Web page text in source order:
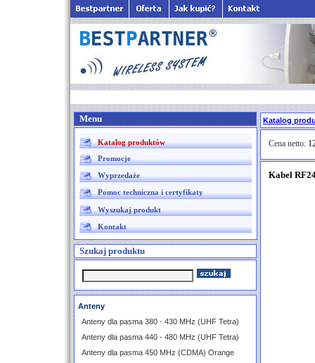
Menu
Katalog produktów
Promocje
Wyprzedaże
Pomoc techniczna i certyfikaty
Wyszukaj produkt
Kontakt
Szukaj produktu
Anteny
Anteny dla pasma 380 - 430 MHz (UHF Tetra)
Anteny dla pasma 440 - 480 MHz (UHF Tetra)
Anteny dla pasma 450 MHz (CDMA) Orange
Katalog
Cena netto:
Kabel